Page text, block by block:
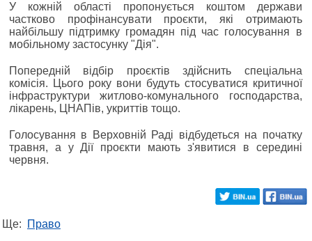
У кожній області пропонується коштом держави
частково профінансувати проєкти, які отримають
найбільшу підтримку громадян під час голосування в
мобільному застосунку "Дія".
Попередній відбір проєктів здійснить спеціальна
комісія. Цього року вони будуть стосуватися критичної
інфраструктури житлово-комунального господарства,
лікарень, ЦНАПів, укриттів тощо.
Голосування в Верховній Раді відбудеться на початку
травня, а у Дії проєкти мають з'явитися в середині
червня.
Ще: Право